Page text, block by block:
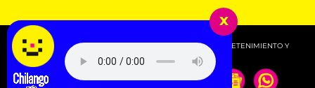
© 2026 SOPITAS.COM - MÚSICA, NOTICIAS, DEPORTES, ENTRETENIMIENTO Y
MÁS!.
x